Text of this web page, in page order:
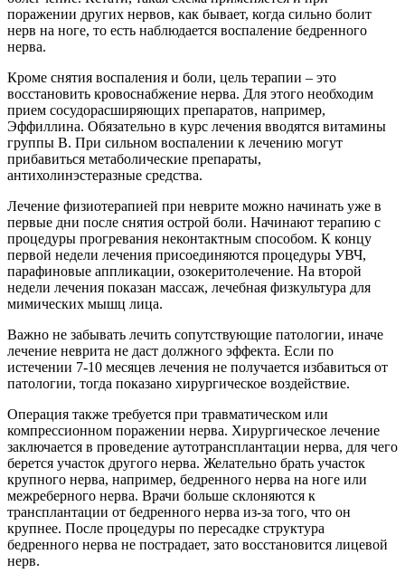
поражении других нервов, как бывает, когда сильно болит
нерв на ноге, то есть наблюдается воспаление бедренного
нерва.
Кроме снятия воспаления и боли, цель терапии – это
восстановить кровоснабжение нерва. Для этого необходим
прием сосудорасширяющих препаратов, например,
Эффиллина. Обязательно в курс лечения вводятся витамины
группы B. При сильном воспалении к лечению могут
прибавиться метаболические препараты,
антихолинэстеразные средства.
Лечение физиотерапией при неврите можно начинать уже в
первые дни после снятия острой боли. Начинают терапию с
процедуры прогревания неконтактным способом. К концу
первой недели лечения присоединяются процедуры УВЧ,
парафиновые аппликации, озокеритолечение. На второй
недели лечения показан массаж, лечебная физкультура для
мимических мышц лица.
Важно не забывать лечить сопутствующие патологии, иначе
лечение неврита не даст должного эффекта. Если по
истечении 7-10 месяцев лечения не получается избавиться от
патологии, тогда показано хирургическое воздействие.
Операция также требуется при травматическом или
компрессионном поражении нерва. Хирургическое лечение
заключается в проведение аутотрансплантации нерва, для чего
берется участок другого нерва. Желательно брать участок
крупного нерва, например, бедренного нерва на ноге или
межреберного нерва. Врачи больше склоняются к
трансплантации от бедренного нерва из-за того, что он
крупнее. После процедуры по пересадке структура
бедренного нерва не пострадает, зато восстановится лицевой
нерв.